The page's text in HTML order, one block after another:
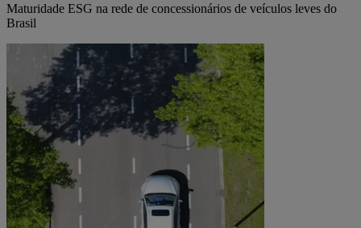
Maturidade ESG na rede de concessionários de veículos leves do
Brasil